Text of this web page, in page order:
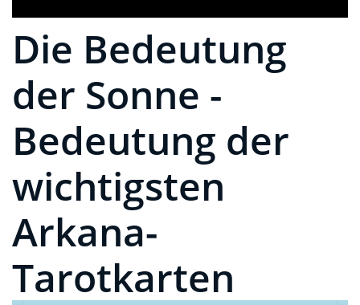
Die Bedeutung
der Sonne -
Bedeutung der
wichtigsten
Arkana-
Tarotkarten